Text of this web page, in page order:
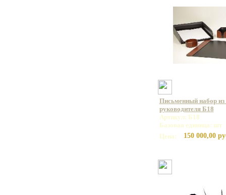
Письменный набор из
руководителя Б18
Артикул: Б18
Базовая единица: шт
Цена:
150 000,00